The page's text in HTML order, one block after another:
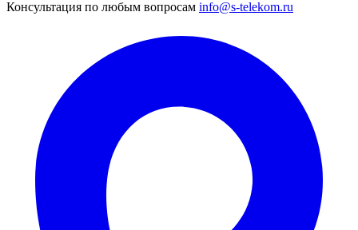
Консультация по любым вопросам info@s-telekom.ru